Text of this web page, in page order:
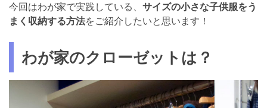
今回はわが家で実践している、 サイズの小さな子供服をう
まく収納する方法をご紹介したいと思います！
わが家のクローゼットは？